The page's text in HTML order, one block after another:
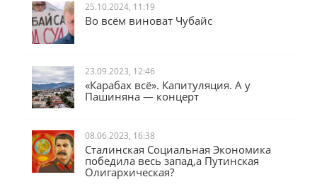
25.10.2024, 11:19
Во всём виноват Чубайс
23.09.2023, 12:46
«Карабах всё». Капитуляция. А у
Пашиняна — концерт
08.06.2023, 16:38
Сталинская Социальная Экономика
победила весь запад,а Путинская
Олигархическая?